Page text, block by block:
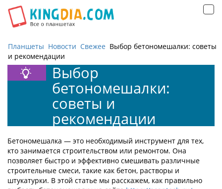
Планшеты Новости Свежее Выбор бетономешалки: советы
и рекомендации
Выбор
бетономешалки:
советы и
рекомендации
Бетономешалка — это необходимый инструмент для тех,
кто занимается строительством или ремонтом. Она
позволяет быстро и эффективно смешивать различные
строительные смеси, такие как бетон, растворы и
штукатурки. В этой статье мы расскажем, как правильно